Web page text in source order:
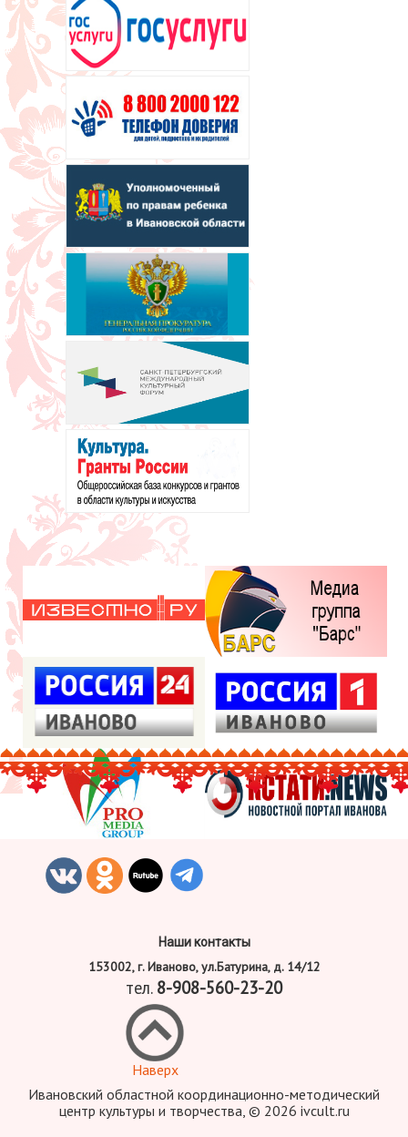
Наши контакты
153002, г. Иваново, ул.Батурина, д. 14/12
тел. 8-908-560-23-20
Наверх
Ивановский областной координационно-методический
центр культуры и творчества, © 2026 ivcult.ru